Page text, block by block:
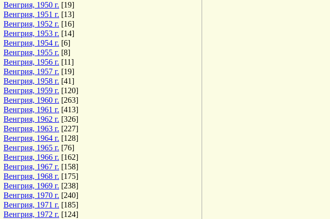
Венгрия, 1950 г. [19]
Венгрия, 1951 г. [13]
Венгрия, 1952 г. [16]
Венгрия, 1953 г. [14]
Венгрия, 1954 г. [6]
Венгрия, 1955 г. [8]
Венгрия, 1956 г. [11]
Венгрия, 1957 г. [19]
Венгрия, 1958 г. [41]
Венгрия, 1959 г. [120]
Венгрия, 1960 г. [263]
Венгрия, 1961 г. [413]
Венгрия, 1962 г. [326]
Венгрия, 1963 г. [227]
Венгрия, 1964 г. [128]
Венгрия, 1965 г. [76]
Венгрия, 1966 г. [162]
Венгрия, 1967 г. [158]
Венгрия, 1968 г. [175]
Венгрия, 1969 г. [238]
Венгрия, 1970 г. [240]
Венгрия, 1971 г. [185]
Венгрия, 1972 г. [124]